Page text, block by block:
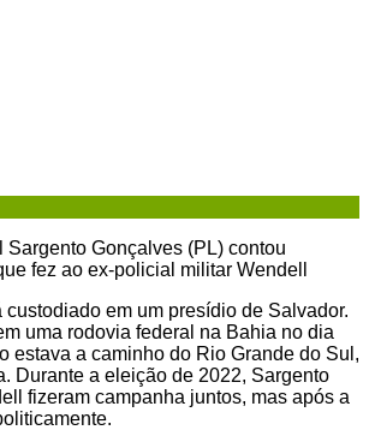
Sargento Gonçalves (PL) contou
fez ao ex-policial militar Wendell
custodiado em um presídio de Salvador.
uma rodovia federal na Bahia no dia
estava a caminho do Rio Grande do Sul,
Durante a eleição de 2022, Sargento
fizeram campanha juntos, mas após a